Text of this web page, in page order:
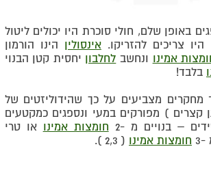
באופן שלם, חולי סוכרת היו יכולים ליטול
היו צריכים להזריקו.אינסולין הינו הורמון
אמינו ונחשב לחלבון יחסית קטן הבנוי
בלבד!
מצביעים על כך שהידוליזטים של
קצרים ) מפורקים במעי ונספגים כמקטעים
– בנויים מ -2
חומצות אמינו או טרי
3
חומצות אמינו ( 2,3 ).